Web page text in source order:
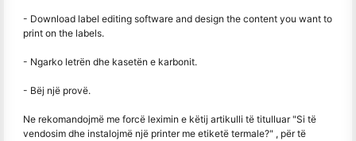
- Download label editing software and design the content you want to
print on the labels.
- Ngarko letrën dhe kasetën e karbonit.
- Bëj një provë.
Ne rekomandojmë me forcë leximin e këtij artikulli të titulluar "Si të
vendosim dhe instalojmë një printer me etiketë termale?" , për të